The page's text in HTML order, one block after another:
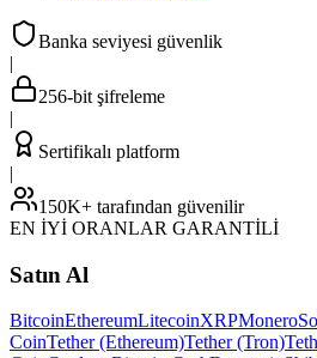
Banka seviyesi güvenlik
|
256-bit şifreleme
|
Sertifikalı platform
|
150K+ tarafından güvenilir
EN İYİ ORANLAR GARANTİLİ
Satın Al
BitcoinEthereumLitecoinXRPMonero
CoinTether (Ethereum)Tether (Tron)